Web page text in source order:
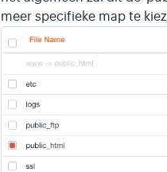
meer specifieke map te